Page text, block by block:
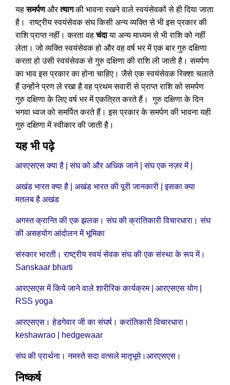
यहसमर्पणऔरत्यागकी भावना रखने वाले स्वयंसेवकों से ही दिया जाता
है। राष्ट्रीय स्वयंसेवक संघ किसी अन्य व्यक्ति से भी इस प्रकार की
राशि प्राप्त नहीं। करता वहचंदाया अन्य माध्यम से भी राशि को नहीं
लेता। जो व्यक्ति स्वयंसेवक हो और वह वर्ष भर में एक बार गुरु दक्षिणा
करता हो उसी स्वयंसेवक से गुरु दक्षिणा की राशि ली जाती है। समर्पण
का भाव इस प्रकार का होना चाहिए। जैसे एक स्वयंसेवक रिक्शा चलाते
हैं उन्होंने प्रण ले रखा है वह प्रथम सवारी से प्राप्त राशि को समर्पण
गुरु दक्षिणा के लिए वर्ष भर में एकत्रित करते हैं। गुरु दक्षिणा के दिन
भगवा ध्वज को समर्पित करते हैं। इस प्रकार के समर्पण की भावना यही
गुरु दक्षिणा में स्वीकार की जाती है।
यह भी पढ़े
आरएसएस क्या है | संघ को और अधिक जाने | संघ एक नज़र में |
अखंड भारत क्या है | अखंड भारत की पूरी जानकारी | इसका क्या
मतलब है अखंड
अगस्त क्रान्ति की एक झलक। संघ की क्रांतिकारी विचारधारा। संघ
की असहयोग आंदोलन में भूमिका
संस्कार भारती। राष्ट्रीय स्वयं सेवक संघ की एक संस्था के रूप में।
Sanskaar bharti
आरएसएस में किये जाने वाले शारीरिक कार्यक्रम | आरएसएस योग |
RSS yoga
आरएसएस। हेडगेवार जी का संघर्ष। करांतिकारी विचारधारा।
keshawrao | hedgewaar
संघ की प्रार्थना। नमस्ते सदा वत्सले मातृभूमे।आरएसएस।
निष्कर्ष